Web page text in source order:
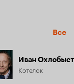
Все
Иван
Котелок